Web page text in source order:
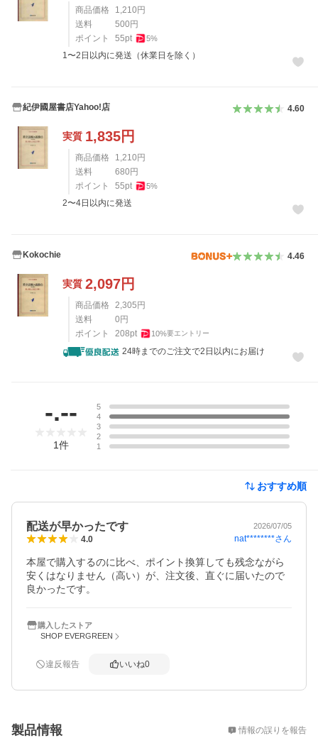
商品価格 1,210 円
送料
500 円
ポイント
55pt 5%
1〜2日以内に発送（休業日を除く）
紀伊國屋書店Yahoo!店 4.60
実質 1,835円
商品価格 1,210 円
送料
680 円
ポイント
55pt 5%
2〜4日以内に発送
Kokochie 4.46
実質 2,097円
商品価格 2,305 円
送料
0 円
ポイント
208pt 10%要エントリー
24時までのご注文で2日以内にお届け
-.--
1件
5
4
3
2
1
おすすめ順
配送が早かったです 2026/07/05
4.0 nat********さん
本屋で購入するのに比べ、ポイント換算しても残念ながら
安くはなりません（高い）が、注文後、直ぐに届いたので
良かったです。
購入したストア
SHOP EVERGREEN
違反報告 いいね0
製品情報 情報の誤りを報告